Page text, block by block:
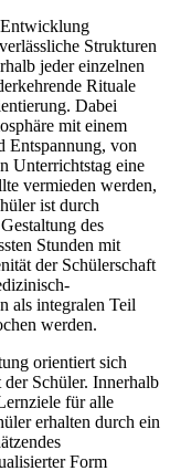
Strukturen
jeder einzelnen
Rituale
Dabei
mit einem
Entspannung, von
Unterrichtstag eine
vermieden werden,
ist durch
des
Stunden mit
der Schülerschaft
als integralen Teil
werden.
orientiert sich
Schüler. Innerhalb
für alle
erhalten durch ein
Form